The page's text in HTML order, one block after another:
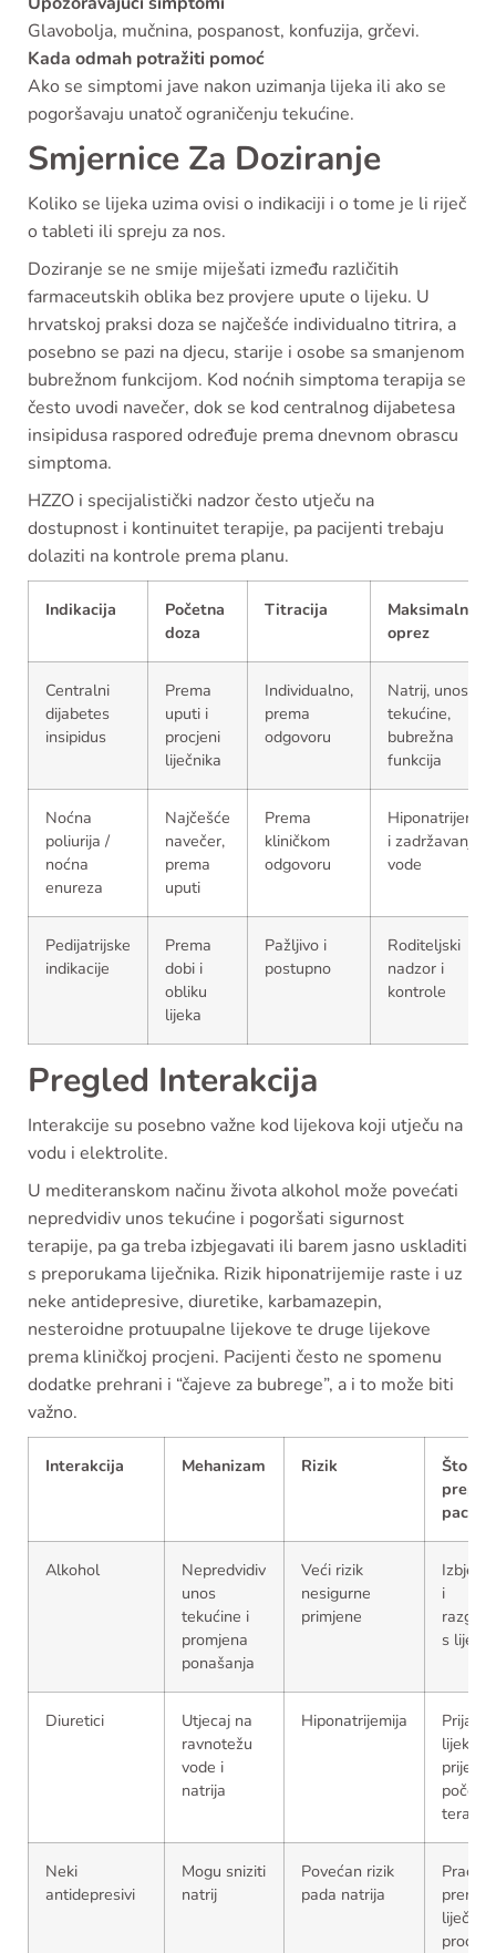
Glavobolja, mučnina, pospanost, konfuzija, grčevi.
Kada odmah potražiti pomoć
Ako se simptomi jave nakon uzimanja lijeka ili ako se
pogoršavaju unatoč ograničenju tekućine.
Smjernice Za Doziranje
Koliko se lijeka uzima ovisi o indikaciji i o tome je li riječ
o tableti ili spreju za nos.
Doziranje se ne smije miješati između različitih
farmaceutskih oblika bez provjere upute o lijeku. U
hrvatskoj praksi doza se najčešće individualno titrira, a
posebno se pazi na djecu, starije i osobe sa smanjenom
bubrežnom funkcijom. Kod noćnih simptoma terapija se
često uvodi navečer, dok se kod centralnog dijabetesa
insipidusa raspored određuje prema dnevnom obrascu
simptoma.
HZZO i specijalistički nadzor često utječu na
dostupnost i kontinuitet terapije, pa pacijenti trebaju
dolaziti na kontrole prema planu.
Indikacija
Početna
doza
Titracija
Maksimalni
oprez
Centralni
dijabetes
insipidus
Prema
uputi i
procjeni
liječnika
Individualno,
prema
odgovoru
Natrij, unos
tekućine,
bubrežna
funkcija
Noćna
poliurija /
noćna
enureza
Najčešće
navečer,
prema
uputi
Prema
kliničkom
odgovoru
Hiponatrijemija
i zadržavanje
vode
Pedijatrijske
indikacije
Prema
dobi i
obliku
lijeka
Pažljivo i
postupno
Roditeljski
nadzor i
kontrole
Pregled Interakcija
Interakcije su posebno važne kod lijekova koji utječu na
vodu i elektrolite.
U mediteranskom načinu života alkohol može povećati
nepredvidiv unos tekućine i pogoršati sigurnost
terapije, pa ga treba izbjegavati ili barem jasno uskladiti
s preporukama liječnika. Rizik hiponatrijemije raste i uz
neke antidepresive, diuretike, karbamazepin,
nesteroidne protuupalne lijekove te druge lijekove
prema kliničkoj procjeni. Pacijenti često ne spomenu
dodatke prehrani i “čajeve za bubrege”, a i to može biti
važno.
Interakcija Mehanizam Rizik
Što
Alkohol
Nepredvidiv
unos
tekućine i
promjena
ponašanja
Veći rizik
nesigurne
primjene
i
s
Diuretici
Utjecaj na
ravnotežu
vode i
natrija
Hiponatrijemija
lijekove
prije
terapije
Neki
antidepresivi
Mogu sniziti
natrij
Povećan rizik
pada natrija
prema
procjeni